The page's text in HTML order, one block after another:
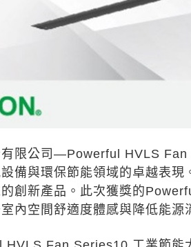
限公司—Powerful HVLS
備與環保節能領域的卓越表
創新產品。此次獲獎的
內空間舒適度體感與降低能源